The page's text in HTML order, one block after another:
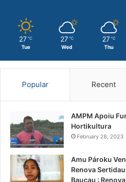
27 ℃
Tue
27 ℃
Wed
27 ℃
Thu
Popular Recent
AMPM Apoiu
Hortikultura
February 28, 2023
Amu Pároku
Renova
Baucau :